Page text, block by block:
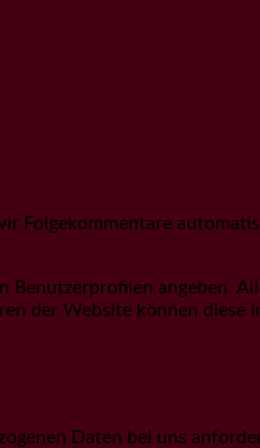
Folgekommentare
angeben.
der Website können diese
Daten bei uns